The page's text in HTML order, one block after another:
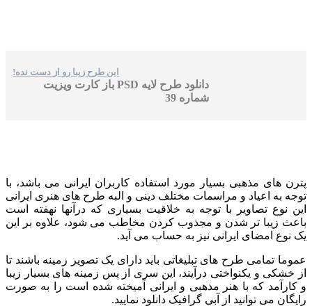
این طرح زیبا رو از دست نده!
دانلود طرح لایه PSD باز کارت ویزیت
شماره 39
پترن های مذهبی بسیار مورد استفاده کاربران ایرانی می باشد، با
توجه به اعیاد و مراسمات مختلف دینی و البه طرح های هنری ایرانی
این نوع تصاویر با توجه به خلاقیت بسیاری که درآنها نهفته است
باعث زیبا تر شدن و مجذوب کردن مخاطب می شود، علاوه بر این
یک نوع امضای ایرانی نیز به حساب می آید.
عموما تمامی طرح های تبلیغاتی باید دارای یک تصویر زمینه باشند تا
از خشکی و یکنواختی درآیند، این سری از پس زمینه های بسیار زیبا
و کارآمد که با هنر مذهبی و ایرانی آمیخته شده است را به صورت
رایگان می توانید از آبی گرافیک دانلود نمایید.